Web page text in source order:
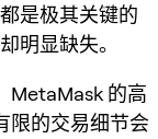
是极其关键的
明显缺失。
MetaMask 的高
限的交易细节会